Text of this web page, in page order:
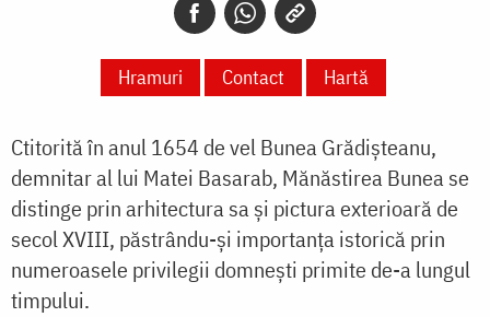
Hramuri Contact Hartă
Ctitorită în anul 1654 de vel Bunea Grădișteanu,
demnitar al lui Matei Basarab, Mănăstirea Bunea se
distinge prin arhitectura sa și pictura exterioară de
secol XVIII, păstrându-și importanța istorică prin
numeroasele privilegii domnești primite de-a lungul
timpului.